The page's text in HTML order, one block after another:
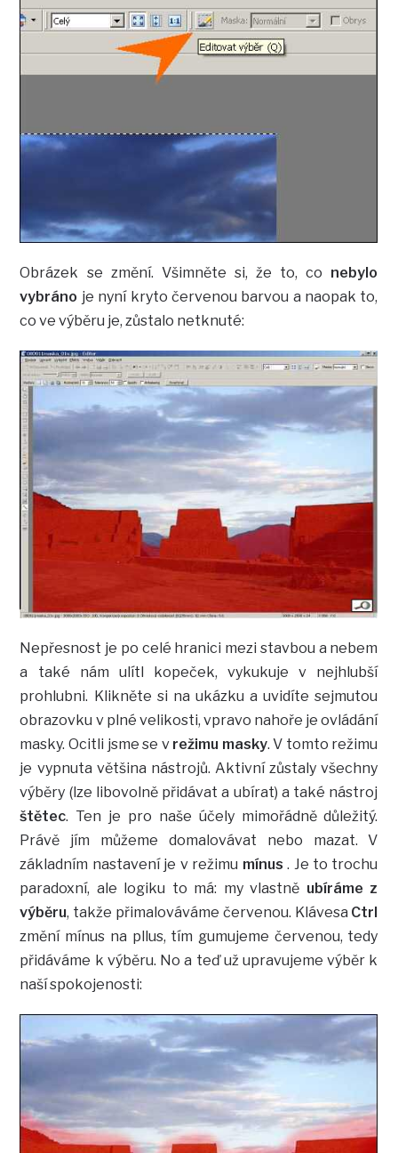
Obrázek se změní. Všimněte si, že to, co nebylo
vybráno je nyní kryto červenou barvou a naopak to,
co ve výběru je, zůstalo netknuté:
Nepřesnost je po celé hranici mezi stavbou a nebem
a také nám ulítl kopeček, vykukuje v nejhlubší
prohlubni. Klikněte si na ukázku a uvidíte sejmutou
obrazovku v plné velikosti, vpravo nahoře je ovládání
masky. Ocitli jsme se v režimu masky. V tomto režimu
je vypnuta většina nástrojů. Aktivní zůstaly všechny
výběry (lze libovolně přidávat a ubírat) a také nástroj
štětec. Ten je pro naše účely mimořádně důležitý.
Právě jím můžeme domalovávat nebo mazat. V
základním nastavení je v režimu mínus . Je to trochu
paradoxní, ale logiku to má: my vlastně ubíráme z
výběru, takže přimalováváme červenou. Klávesa Ctrl
změní mínus na pllus, tím gumujeme červenou, tedy
přidáváme k výběru. No a teď už upravujeme výběr k
naší spokojenosti: